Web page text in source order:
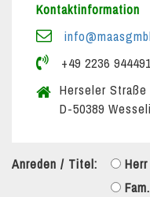
Kontaktinformation
+49 2236
Herseler Straße
D-50389
Anreden / Titel: Herr
Fam.